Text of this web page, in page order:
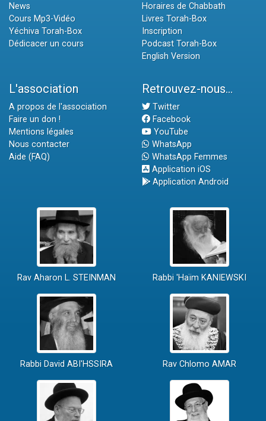
News
Cours Mp3-Vidéo
Yéchiva Torah-Box
Dédicacer un cours
Horaires de Chabbath
Livres Torah-Box
Inscription
Podcast Torah-Box
English Version
L'association
A propos de l'association
Faire un don !
Mentions légales
Nous contacter
Aide (FAQ)
Retrouvez-nous...
Twitter
Facebook
YouTube
WhatsApp
WhatsApp Femmes
Application iOS
Application Android
Rav Aharon L. STEINMAN Rabbi 'Haïm KANIEWSKI
Rabbi David ABI'HSSIRA Rav Chlomo AMAR